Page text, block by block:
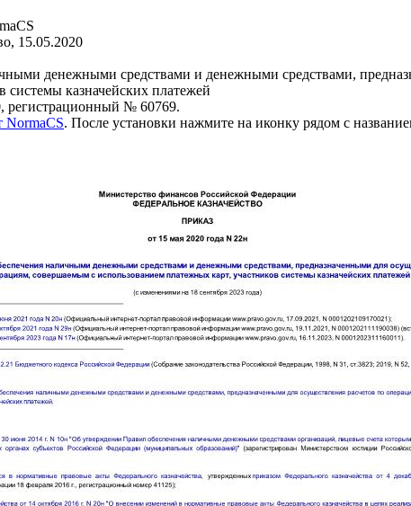
15.05.2020
денежными средствами и денежными средствами,
казначейских платежей
регистрационный № 60769.
NormaCS. После установки нажмите на иконку рядом с